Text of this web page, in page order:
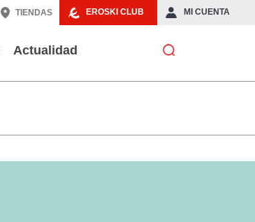
EROSKI CLUB MI CUENTA
TIENDAS
Actualidad